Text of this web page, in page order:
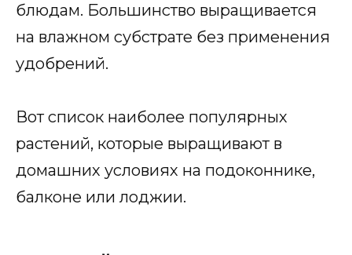
блюдам. Большинство выращивается
на влажном субстрате без применения
удобрений.
Вот список наиболее популярных
растений, которые выращивают в
домашних условиях на подоконнике,
балконе или лоджии.